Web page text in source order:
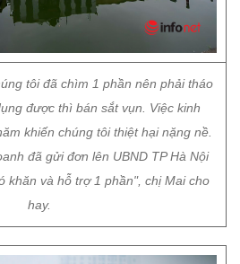
tôi đã chìm 1 phần nên phải tháo
được thì bán sắt vụn. Việc kinh
khiến chúng tôi thiệt hại nặng nề.
đã gửi đơn lên UBND TP Hà Nội
khăn và hỗ trợ 1 phần", chị Mai cho
hay.